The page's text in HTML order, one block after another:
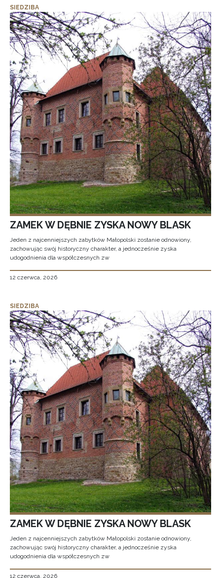
SIEDZIBA
ZAMEK W DĘBNIE ZYSKA NOWY BLASK
Jeden z najcenniejszych zabytków Małopolski zostanie odnowiony,
zachowując swój historyczny charakter, a jednocześnie zyska
udogodnienia dla współczesnych zw
12 czerwca, 2026
SIEDZIBA
ZAMEK W DĘBNIE ZYSKA NOWY BLASK
Jeden z najcenniejszych zabytków Małopolski zostanie odnowiony,
zachowując swój historyczny charakter, a jednocześnie zyska
udogodnienia dla współczesnych zw
12 czerwca, 2026